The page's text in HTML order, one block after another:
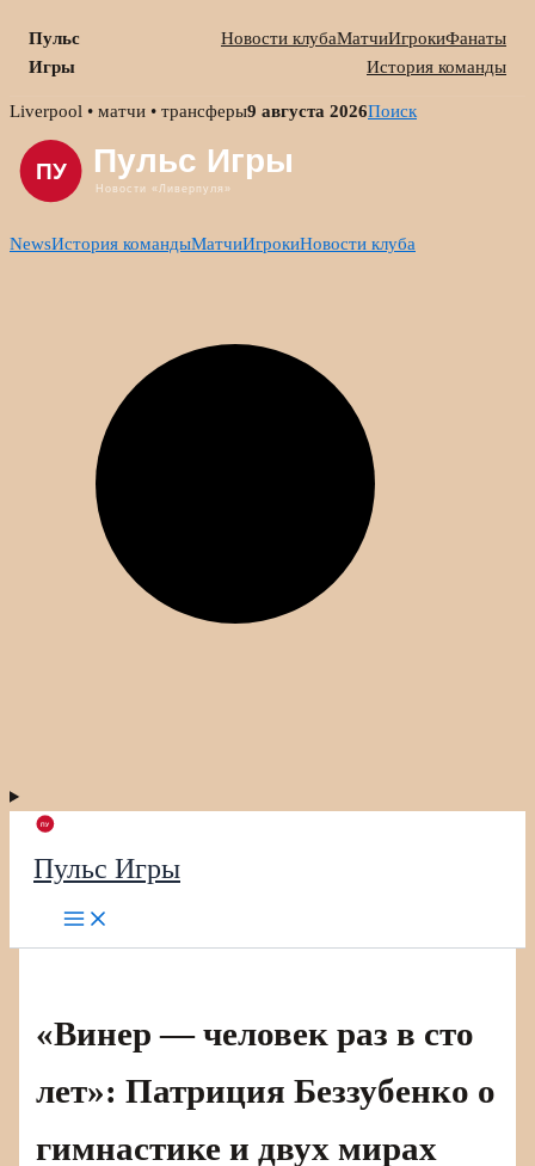
Пульс
Игры
Новости клубаМатчиИгрокиФанаты
История команды
Skip
content
Liverpool • матчи • трансферы9 августа 2026Поиск
NewsИстория командыМатчиИгрокиНовости клуба
Пульс Игры
«Винер — человек раз в сто
лет»: Патриция Беззубенко о
гимнастике и двух мирах